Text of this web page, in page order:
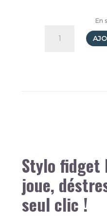
En
Stylo fidget
joue,
seul clic !